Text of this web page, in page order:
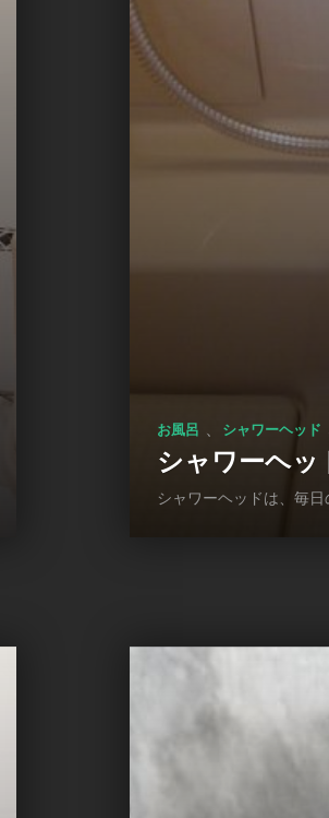
お風呂 シャワーヘッド
シャワーヘ
シャワーヘッドは、毎